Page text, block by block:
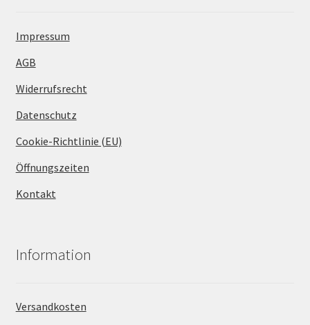
Impressum
AGB
Widerrufsrecht
Datenschutz
Cookie-Richtlinie (EU)
Öffnungszeiten
Kontakt
Information
Versandkosten